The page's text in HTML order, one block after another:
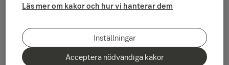
Läs mer om kakor och hur vi hanterar dem
Inställningar
Acceptera nödvändiga kakor